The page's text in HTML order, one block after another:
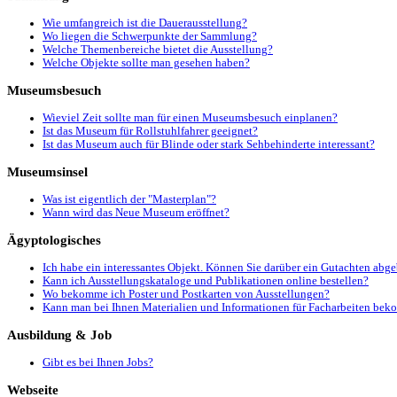
Wie umfangreich ist die Dauerausstellung?
Wo liegen die Schwerpunkte der Sammlung?
Welche Themenbereiche bietet die Ausstellung?
Welche Objekte sollte man gesehen haben?
Museumsbesuch
Wieviel Zeit sollte man für einen Museumsbesuch einplanen?
Ist das Museum für Rollstuhlfahrer geeignet?
Ist das Museum auch für Blinde oder stark Sehbehinderte interessant?
Museumsinsel
Was ist eigentlich der "Masterplan"?
Wann wird das Neue Museum eröffnet?
Ägyptologisches
Ich habe ein interessantes Objekt. Können Sie darüber ein Gutachten
Kann ich Ausstellungskataloge und Publikationen online bestellen?
Wo bekomme ich Poster und Postkarten von Ausstellungen?
Kann man bei Ihnen Materialien und Informationen für Facharbeiten
Ausbildung & Job
Gibt es bei Ihnen Jobs?
Webseite